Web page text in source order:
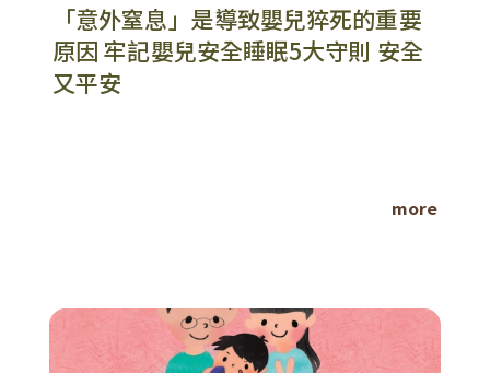
「意外窒息」是導致嬰兒猝死的重要
原因 牢記嬰兒安全睡眠5大守則 安全
又平安
more